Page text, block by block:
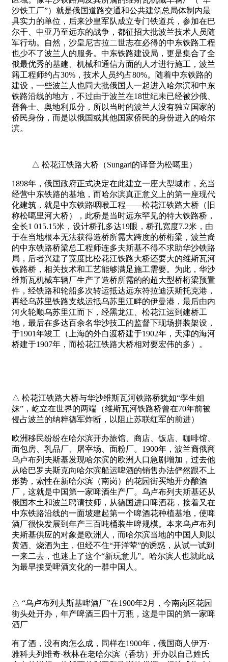
沙铁工厂”）就是俄国道路交通和公共建筑总局体制内最
具实力的单位，后来沙皇军队成立专门铁道兵，参加在巴
尔干、中亚乃至远东的战争，都征招大批波兰技术人员随
军行动。自然，沙皇尼古拉二世志在必得的中东铁路工程
也少不了波兰人的服务。中东铁路建设局，更是集合了全
俄最优秀的基建、机械和通信方面的人才进行施工，波兰
籍工程师约占30%，技术人员约占80%。随着中东铁路的
建设，一些波兰人也同大批俄国人一起进入哈尔滨和中东
铁路沿线的地方，不过由于波兰在18世纪未已经被沙俄、
普鲁士、奥地利瓜分，所以当时的波兰人没有独立国家的
侨民身份，而是以俄国或其他国家侨民的身份进入的哈尔
滨。
△ 松花江铁路大桥（Sungari的译音为松噶里）
1898年，俄国政府正式决定在此建立一座大型城市，充当
经营中东铁路的基地，而哈尔滨真正意义上的第一座现代
化建筑，就是中东铁路咽喉工程——松花江铁路大桥（旧
称松噶里河大桥），此桥是当时远东罕见的特大铁路桥，
全长1 015.15米，设计桥孔多达19眼，桥孔宽度7.2米，由
于在当地根本无法获得造桥所需大跨度的桥桁梁，波兰裔
的中东铁路桥梁总工程师连多夫斯基不得不求助华沙铁路
局，后者兴建了宽度比松花江铁路大桥还要大的维斯瓦河
铁路桥，相关技术和工艺能够满足施工需要。为此，华沙
维斯瓦机械车辆厂生产了造桥所需的的超大型桥桁梁预置
件，经铁路和轮船多次转运抵达远东符拉迪沃斯托克港，
再经乌苏里铁路支线运抵乌苏里江畔的伊曼港，最后由内
河火轮顺乌苏里江而下，经黑龙江、松花江运到建桥工
地，最后在多达百余名华沙技工的监督下现场拼装架设，
于1901年竣工（上海的外白渡桥建于1902年，天津的海河
桥建于1907年，而松花江铁路大桥相对要宏伟的多）。
△ 松花江铁路大桥与华沙维斯瓦河铁路桥犹如“孪生姐
妹”，屹立在世界的两端（维斯瓦河铁路桥曾在70年前被
侵占波兰的纳粹德军炸断，以阻止苏联红军的前进）
欧洲移民纷纷在哈尔滨开办旅馆、商店、饭店、咖啡馆、
面包房、乳品厂、屠宰场、面粉厂。1900年，波兰裔俄商
乌卢布列夫斯基发现哈尔滨的欧洲人口急剧增加，过去他
从哈巴罗夫斯克向哈尔滨船运啤酒的销售办法俨然跟不上
形势，索性在新哈尔滨（南岗）的花园街买地开办酿酒
厂，这就是中国第一家啤酒生产厂。乌卢布列夫斯基还从
俄国本土和波兰聘请技师，从德国进口啤酒花，接着又在
中东铁路沿线的一面坡建起第一个啤酒花种植基地，使啤
酒厂很快发展到年产三百吨桶装生啤规模。本来乌卢布列
夫斯基供应的对象是欧洲人，而哈尔滨当地的中国人则以
黄酒、烧酒为主，但经不住“开洋荤”的诱惑，从试一试到
一来二去，也迷上了这个“新玩意儿”。哈尔滨人也就此成
为最早接受啤酒文化的一群中国人。
△ “乌卢布列夫斯基啤酒厂”在1900年2月，今南岗区花园
街头处开办，年产啤酒三四十万瓶，这是中国的第一家啤
酒厂
有了酒，没有肉怎么成，同样在1900年，俄国商人伊万·
雅科夫列维奇·秋林在老哈尔滨（香坊）开办以自己姓氏